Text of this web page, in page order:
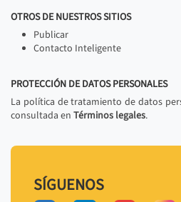
OTROS DE NUESTROS SITIOS
Publicar
Contacto Inteligente
PROTECCIÓN DE DATOS PERSONALES
La política de tratamiento de datos
consultada en Términos legales.
SÍGUENOS